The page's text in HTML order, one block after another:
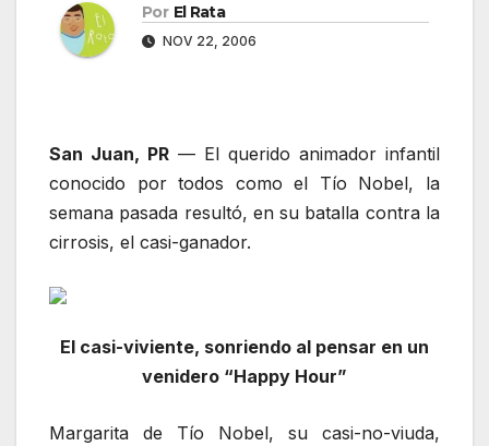
Por El Rata
NOV 22, 2006
San Juan, PR — El querido animador infantil
conocido por todos como el Tío Nobel, la
semana pasada resultó, en su batalla contra la
cirrosis, el casi-ganador.
El casi-viviente, sonriendo al pensar en un
venidero “Happy Hour”
Margarita de Tío Nobel, su casi-no-viuda,